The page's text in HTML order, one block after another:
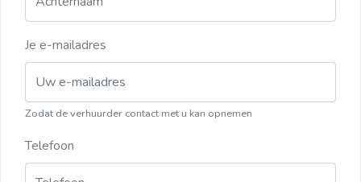
Je e-mailadres
Zodat de verhuurder contact met u kan opnemen
Telefoon